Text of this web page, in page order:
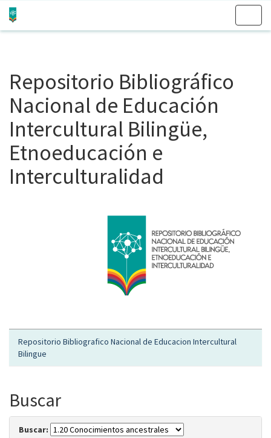
Repositorio Bibliográfico
Nacional de Educación
Intercultural Bilingüe,
Etnoeducación e
Interculturalidad
Repositorio Bibliografico Nacional de Educacion Intercultural
Bilingue
Buscar
Buscar: